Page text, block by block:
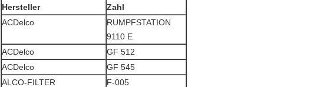
Hersteller
Zahl
ACDelco
RUMPFSTATION
9110 E
ACDelco
GF 512
ACDelco
GF 545
ALCO-FILTER
F-005